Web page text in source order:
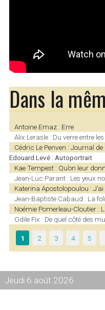
Dans la
Antoine Emaz : Erre
Alix Lerasle : Du verre entre
Cédric Le Penven : Journal de
Edouard Levé : Autoportrait
Kae Tempest : Qu’on leur
Jean-Luc Parant : Les yeux
Katerina Apostolopoulou :
Jean-Baptiste Cabaud : La
Noémie Pomerleau-Cloutier :
Odile Fix : De quel côté des
1 2 3 4 5
Jeudi 6 août 2026